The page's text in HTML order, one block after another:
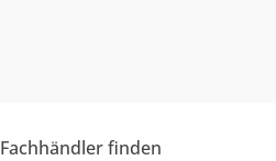
Fachhändler finden